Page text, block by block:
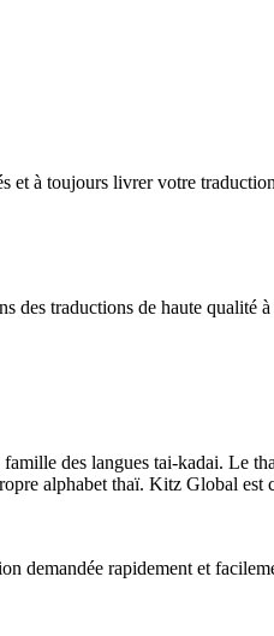
et à toujours livrer votre
des traductions de haute qualité à
des langues tai-kadai. Le
alphabet thaï. Kitz Global est
demandée rapidement et